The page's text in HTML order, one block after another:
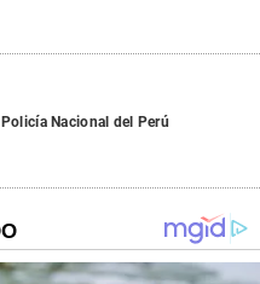
Policía Nacional del Perú